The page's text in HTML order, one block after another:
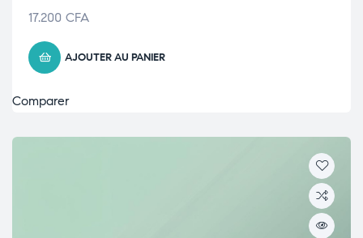
17.200 CFA
AJOUTER AU PANIER
Comparer